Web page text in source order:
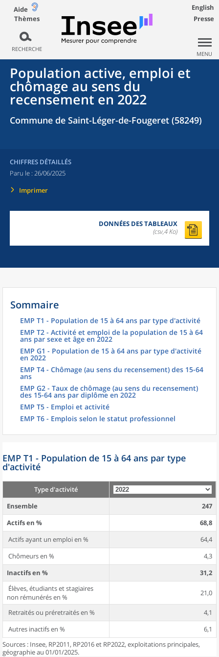
Aide
Thèmes
RECHERCHE
English
Presse
MENU
Population active, emploi et
chômage au sens du
recensement en 2022
Commune de Saint-Léger-de-Fougeret (58249)
CHIFFRES DÉTAILLÉS
Paru le : 26/06/2025
Imprimer
DONNÉES DES TABLEAUX
(csv,4 Ko)
Sommaire
EMP T1 - Population de 15 à 64 ans par type d'activité
EMP T2 - Activité et emploi de la population de 15 à 64
ans par sexe et âge en 2022
EMP G1 - Population de 15 à 64 ans par type d'activité
en 2022
EMP T4 - Chômage (au sens du recensement) des 15-64
ans
EMP G2 - Taux de chômage (au sens du recensement)
des 15-64 ans par diplôme en 2022
EMP T5 - Emploi et activité
EMP T6 - Emplois selon le statut professionnel
EMP T1 - Population de 15 à 64 ans par type
d'activité
Type d'activité
Ensemble
247
Actifs en %
68,8
Actifs ayant un emploi en %
64,4
Chômeurs en %
4,3
Inactifs en %
31,2
Élèves, étudiants et stagiaires
non rémunérés en %
21,0
Retraités ou préretraités en %
4,1
Autres inactifs en %
6,1
Sources : Insee, RP2011, RP2016 et RP2022, exploitations principales,
géographie au 01/01/2025.